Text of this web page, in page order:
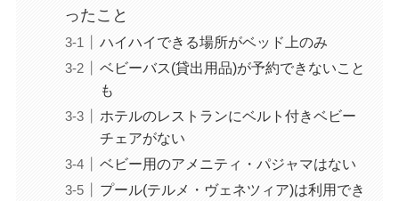
ったこと
ハイハイできる場所がベッド上のみ
ベビーバス(貸出用品)が予約できないこと
も
ホテルのレストランにベルト付きベビー
チェアがない
ベビー用のアメニティ・パジャマはない
プール(テルメ・ヴェネツィア)は利用でき